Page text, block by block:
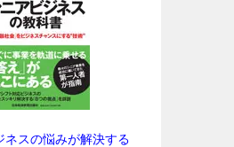
ネスの悩みが解決する